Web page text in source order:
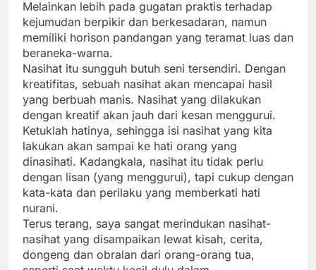
Melainkan lebih pada gugatan praktis terhadap
kejumudan berpikir dan berkesadaran, namun
memiliki horison pandangan yang teramat luas dan
beraneka-warna.
Nasihat itu sungguh butuh seni tersendiri. Dengan
kreatifitas, sebuah nasihat akan mencapai hasil
yang berbuah manis. Nasihat yang dilakukan
dengan kreatif akan jauh dari kesan menggurui.
Ketuklah hatinya, sehingga isi nasihat yang kita
lakukan akan sampai ke hati orang yang
dinasihati. Kadangkala, nasihat itu tidak perlu
dengan lisan (yang menggurui), tapi cukup dengan
kata-kata dan perilaku yang memberkati hati
nurani.
Terus terang, saya sangat merindukan nasihat-
nasihat yang disampaikan lewat kisah, cerita,
dongeng dan obralan dari orang-orang tua,